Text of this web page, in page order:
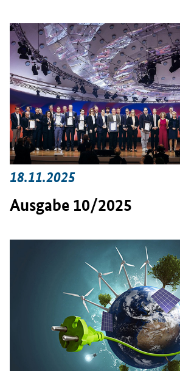
18.11.2025
Ausgabe 10/2025